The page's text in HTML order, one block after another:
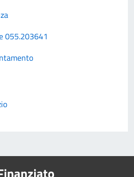
055.203641